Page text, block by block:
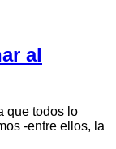
al
que todos lo
-entre ellos, la